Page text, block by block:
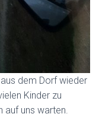
dem Dorf wieder
Kinder zu
auf uns warten.